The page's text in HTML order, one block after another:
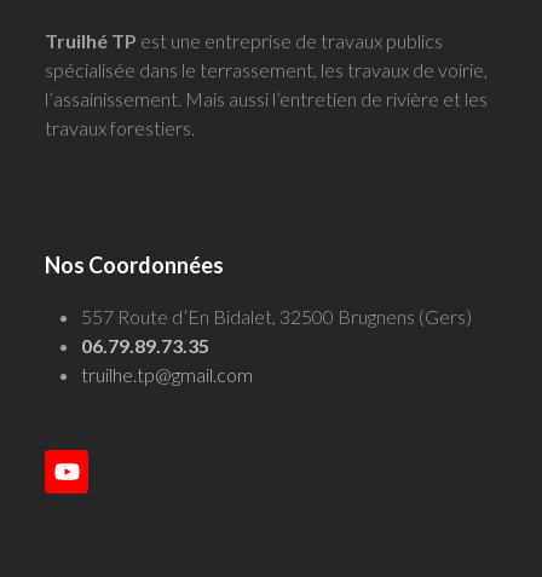
Truilhé TP est une entreprise de travaux publics
spécialisée dans le terrassement, les travaux de voirie,
l’assainissement. Mais aussi l’entretien de rivière et les
travaux forestiers.
Nos Coordonnées
557 Route d’En Bidalet, 32500 Brugnens (Gers)
06.79.89.73.35
truilhe.tp@gmail.com
YouTube